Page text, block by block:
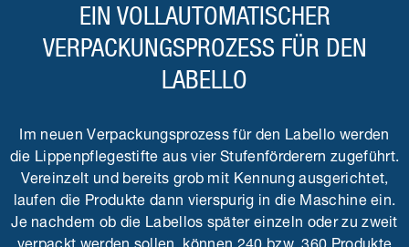
EIN VOLLAUTOMATISCHER
VERPACKUNGSPROZESS FÜR DEN
LABELLO
Im neuen Verpackungsprozess für den Labello werden
die Lippenpflegestifte aus vier Stufenförderern zugeführt.
Vereinzelt und bereits grob mit Kennung ausgerichtet,
laufen die Produkte dann vierspurig in die Maschine ein.
Je nachdem ob die Labellos später einzeln oder zu zweit